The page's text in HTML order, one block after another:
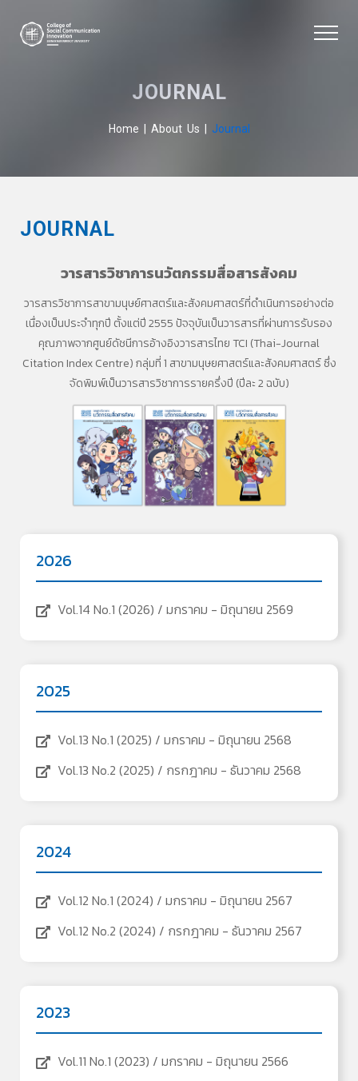
JOURNAL
Home About Us Journal
JOURNAL
วารสารวิชาการนวัตกรรมสื่อสารสังคม
วารสารวิชาการสาขามนุษย์ศาสตร์และสังคมศาสตร์ที่ดำเนินการอย่างต่อ
เนื่องเป็นประจำทุกปี ตั้งแต่ปี 2555 ปัจจุบันเป็นวารสารที่ผ่านการรับรอง
คุณภาพจากศูนย์ดัชนีการอ้างอิงวารสารไทย TCI (Thai-Journal
Citation Index Centre)กลุ่มที่ 1 สาขามนุษยศาสตร์และสังคมศาสตร์ ซึ่ง
จัดพิมพ์เป็นวารสารวิชาการรายครึ่งปี (ปีละ 2 ฉบับ)
2026
Vol.14 No.1 (2026) / มกราคม - มิถุนายน 2569
2025
Vol.13 No.1 (2025) / มกราคม - มิถุนายน 2568
Vol.13 No.2 (2025) / กรกฎาคม - ธันวาคม 2568
2024
Vol.12 No.1 (2024) / มกราคม - มิถุนายน 2567
Vol.12 No.2 (2024) / กรกฎาคม - ธันวาคม 2567
2023
Vol.11 No.1 (2023) / มกราคม - มิถุนายน 2566